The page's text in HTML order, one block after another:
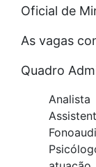
Oficial de
As vagas
Quadro